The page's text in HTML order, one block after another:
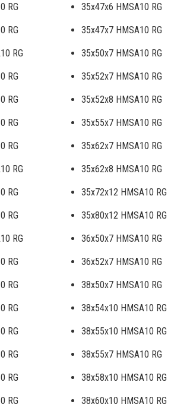
RG
RG
RG
RG
RG
RG
RG
RG
RG
RG
RG
RG
RG
RG
RG
RG
RG
RG
35x47x6 HMSA10 RG
35x47x7 HMSA10 RG
35x50x7 HMSA10 RG
35x52x7 HMSA10 RG
35x52x8 HMSA10 RG
35x55x7 HMSA10 RG
35x62x7 HMSA10 RG
35x62x8 HMSA10 RG
35x72x12 HMSA10 RG
35x80x12 HMSA10 RG
36x50x7 HMSA10 RG
36x52x7 HMSA10 RG
38x50x7 HMSA10 RG
38x54x10 HMSA10 RG
38x55x10 HMSA10 RG
38x55x7 HMSA10 RG
38x58x10 HMSA10 RG
38x60x10 HMSA10 RG